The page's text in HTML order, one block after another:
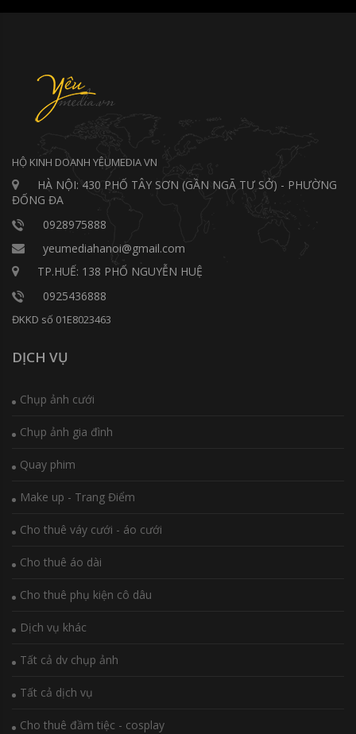
HỘ KINH DOANH YÊUMEDIA VN
HÀ NỘI: 430 PHỐ TÂY SƠN (GẦN NGÃ TƯ SỞ) - PHƯỜNG
ĐỐNG ĐA
0928975888
yeumediahanoi@gmail.com
TP.HUẾ: 138 PHỐ NGUYỄN HUỆ
0925436888
ĐKKD số 01E8023463
DỊCH VỤ
Chụp ảnh cưới
Chụp ảnh gia đình
Quay phim
Make up - Trang Điểm
Cho thuê váy cưới - áo cưới
Cho thuê áo dài
Cho thuê phụ kiện cô dâu
Dịch vụ khác
Tất cả dv chụp ảnh
Tất cả dịch vụ
Cho thuê đầm tiệc - cosplay